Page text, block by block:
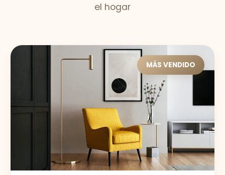
el hogar
MÁS VENDIDO